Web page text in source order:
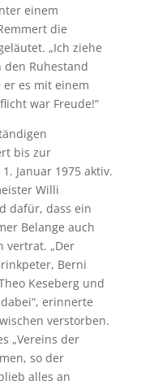
einem
die
„Ich ziehe
Ruhestand
er es mit einem
war Freude!“
bis zur
Januar 1975 aktiv.
Willi
dafür, dass ein
Belange auch
vertrat. „Der
Berni
Keseberg und
erinnerte
verstorben.
„Vereins der
so der
alles an